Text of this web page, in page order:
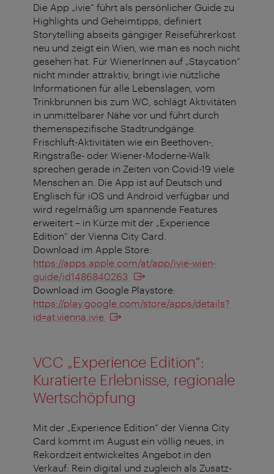
Die App „ivie“ führt als persönlicher Guide zu
Highlights und Geheimtipps, definiert
Storytelling abseits gängiger Reiseführerkost
neu und zeigt ein Wien, wie man es noch nicht
gesehen hat. Für WienerInnen auf „Staycation“
nicht minder attraktiv, bringt ivie nützliche
Informationen für alle Lebenslagen, vom
Trinkbrunnen bis zum WC, schlägt Aktivitäten
in unmittelbarer Nähe vor und führt durch
themenspezifische Stadtrundgänge.
Frischluft-Aktivitäten wie ein Beethoven-,
Ringstraße- oder Wiener-Moderne-Walk
sprechen gerade in Zeiten von Covid-19 viele
Menschen an. Die App ist auf Deutsch und
Englisch für iOS und Android verfügbar und
wird regelmäßig um spannende Features
erweitert – in Kürze mit der „Experience
Edition“ der Vienna City Card.
Download im Apple Store:
https://apps.apple.com/at/app/ivie-wien-
guide/id1486840263
Download im Google Playstore:
https://play.google.com/store/apps/details?
id=at.vienna.ivie
VCC „Experience Edition“:
Kuratierte Erlebnisse, regionale
Wertschöpfung
Mit der „Experience Edition“ der Vienna City
Card kommt im August ein völlig neues, in
Rekordzeit entwickeltes Angebot in den
Verkauf: Rein digital und zugleich als Zusatz-